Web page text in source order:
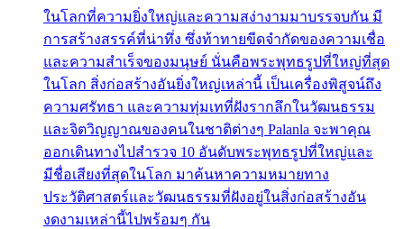
ในโลกที่ความยิ่งใหญ่และความสง่างามมาบรรจบกัน มี
การสร้างสรรค์ที่น่าทึ่ง ซึ่งท้าทายขีดจำกัดของความเชื่อ
และความสำเร็จของมนุษย์ นั่นคือพระพุทธรูปที่ใหญ่ที่สุด
ในโลก สิ่งก่อสร้างอันยิ่งใหญ่เหล่านี้ เป็นเครื่องพิสูจน์ถึง
ความศรัทธา และความทุ่มเทที่ฝังรากลึกในวัฒนธรรม
และจิตวิญญาณของคนในชาติต่างๆ Palanla จะพาคุณ
ออกเดินทางไปสำรวจ 10 อันดับพระพุทธรูปที่ใหญ่และ
มีชื่อเสียงที่สุดในโลก มาค้นหาความหมายทาง
ประวัติศาสตร์และวัฒนธรรมที่ฝังอยู่ในสิ่งก่อสร้างอัน
งดงามเหล่านี้ไปพร้อมๆ กัน